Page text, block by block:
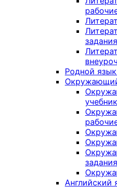
задания
Родной язык
задания
Английский